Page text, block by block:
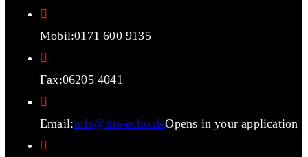
Mobil:0171 600 9135
Fax:06205 4041
Email:info@the-echo.deOpens in your application